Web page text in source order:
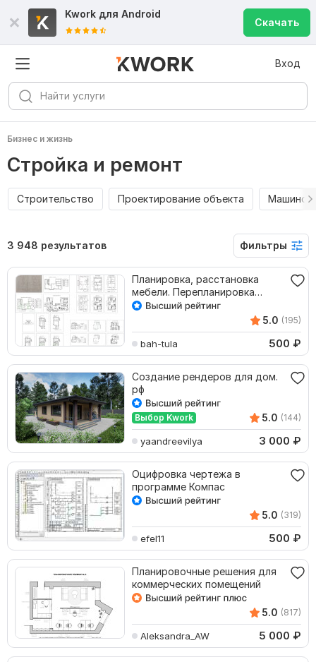
Kwork для Android
Скачать
Вход
Бизнес и жизнь
Стройка и ремонт
Строительство Проектирование объекта
3 948 результатов Фильтры
Планировка, расстановка
мебели. Перепланировка
квартиры, дома, офиса
5.0 (195)
bah-tula 500 ₽
Создание рендеров для дом.
рф
Выбор Kwork 5.0 (144)
yaandreevilya 3 000 ₽
Оцифровка чертежа в
программе Компас
5.0 (319)
efel11 500 ₽
Планировочные решения для
коммерческих помещений
5.0 (817)
Aleksandra_AW 5 000 ₽